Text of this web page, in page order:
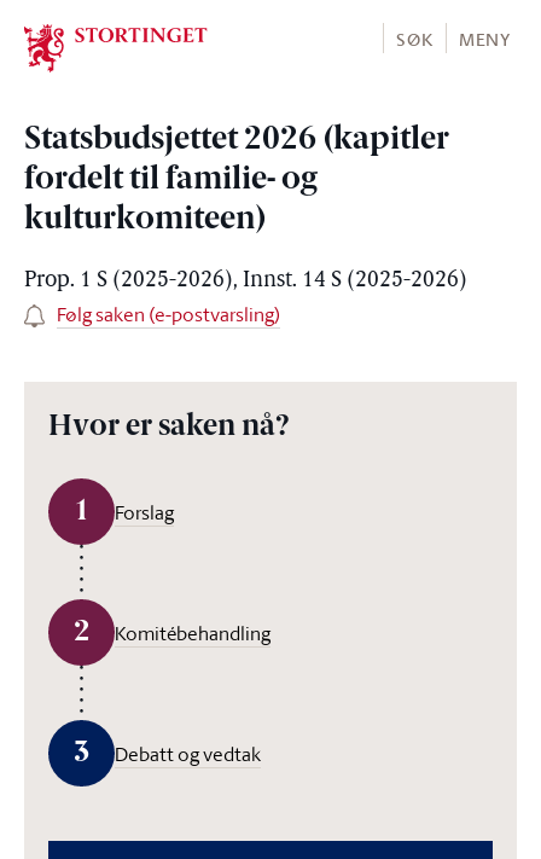
Stortinget.no
SØK MENY
Statsbudsjettet 2026 (kapitler
fordelt til familie- og
kulturkomiteen)
Prop. 1 S (2025-2026), Innst. 14 S (2025-2026)
Følg saken (e-postvarsling)
Hvor er saken nå?
1 Forslag
2 Komitébehandling
3 Debatt og vedtak